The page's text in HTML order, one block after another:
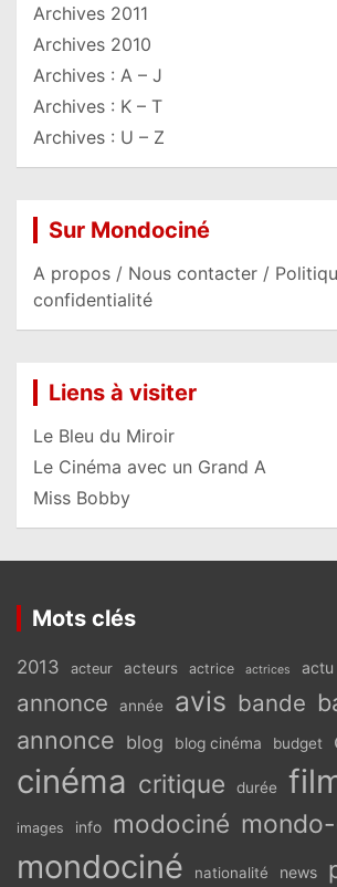
Archives 2011
Archives 2010
Archives : A – J
Archives : K – T
Archives : U – Z
Sur Mondociné
A propos / Nous contacter /
confidentialité
Liens à visiter
Le Bleu du Miroir
Le Cinéma avec un Grand A
Miss Bobby
Mots clés
2013 acteur acteurs actrice actrices actu
annonce année avis bande
annonce blog blog cinéma budget
cinéma critique durée
images info modociné
mondociné nationalité news